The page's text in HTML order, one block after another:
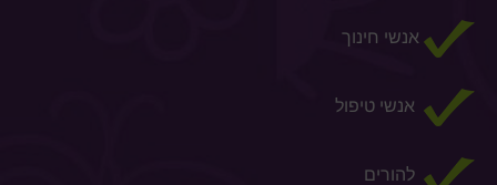
אנשי חינוך
אנשי טיפול
להורים